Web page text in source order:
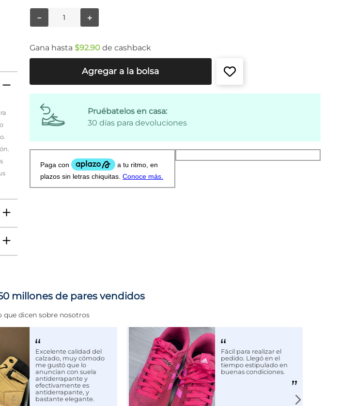
＋
－
Gana hasta $92.90 de cashback
Agregar a la bolsa
Pruébatelos en casa:
30 días para devoluciones
millones de pares vendidos
que dicen sobre nosotros
Excelente calidad del
calzado, muy cómodo
me gustó que lo
anuncian con suela
antiderrapante y
efectivamente es
antiderrapante, y
bastante elegante.
Fácil para realizar el
pedido. Llegó en el
tiempo estipulado en
buenas condiciones.